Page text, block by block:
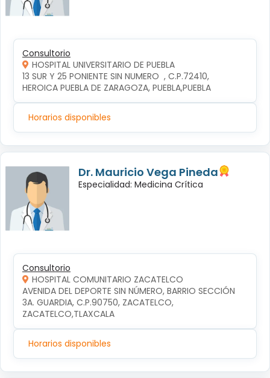
Consultorio
HOSPITAL UNIVERSITARIO DE PUEBLA
13 SUR Y 25 PONIENTE SIN NUMERO  , C.P.72410,
HEROICA PUEBLA DE ZARAGOZA, PUEBLA,PUEBLA
Horarios disponibles
Dr. Mauricio Vega Pineda
Especialidad: Medicina Crítica
Consultorio
HOSPITAL COMUNITARIO ZACATELCO
AVENIDA DEL DEPORTE SIN NÚMERO, BARRIO SECCIÓN
3A. GUARDIA, C.P.90750, ZACATELCO,
ZACATELCO,TLAXCALA
Horarios disponibles